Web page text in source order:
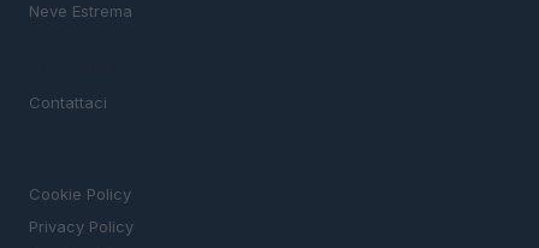
Neve Estrema
Contattaci
Cookie Policy
Privacy Policy